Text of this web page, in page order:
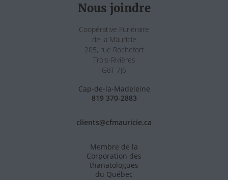
Nous joindre
Coopérative Funéraire
de la Mauricie
205, rue Rochefort
Trois-Rivières
G8T 7J6
Cap-de-la-Madeleine
819 370-2883
clients@cfmauricie.ca
Membre de la
Corporation des
thanatologues
du Québec